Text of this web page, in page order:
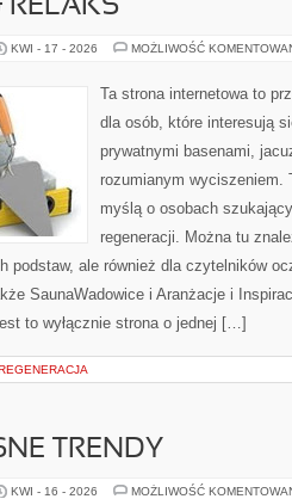
RELAKS
KWI - 17 - 2026 MOŻLIWOŚĆ
Ta strona internetowa to
dla osób, które interesują
prywatnymi basenami,
rozumianym wyciszeniem.
myślą o osobach
regeneracji. Można tu
podstaw, ale również dla czytelników
SaunaWadowice i Aranżacje i
to wyłącznie strona o jednej […]
TRENDY
KWI - 16 - 2026 MOŻLIWOŚĆ